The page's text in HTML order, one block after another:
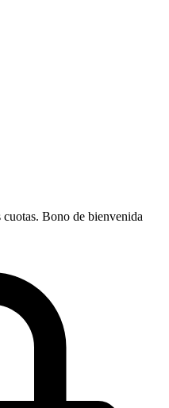
Bono de bienvenida